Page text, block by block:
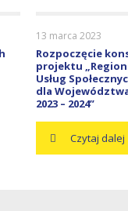
13 marca 2023
Rozpoczęcie
projektu
Usług
dla
2023 – 2024”
Czytaj dalej